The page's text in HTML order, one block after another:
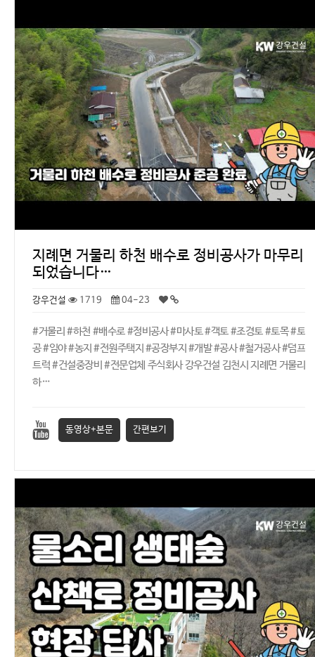
지례면 거물리 하천 배수로 정비공사가 마무리
되었습니다…
강우건설 1719 04-23
#거물리 #하천 #배수로 #정비공사 #마사토 #객토 #조경토 #토목 #토
공 #임야 #농지 #전원주택지 #공장부지 #개발 #공사 #철거공사 #덤프
트럭 #건설중장비 #전문업체 주식회사 강우건설 김천시 지례면 거물리
하…
동영상+본문 간편보기